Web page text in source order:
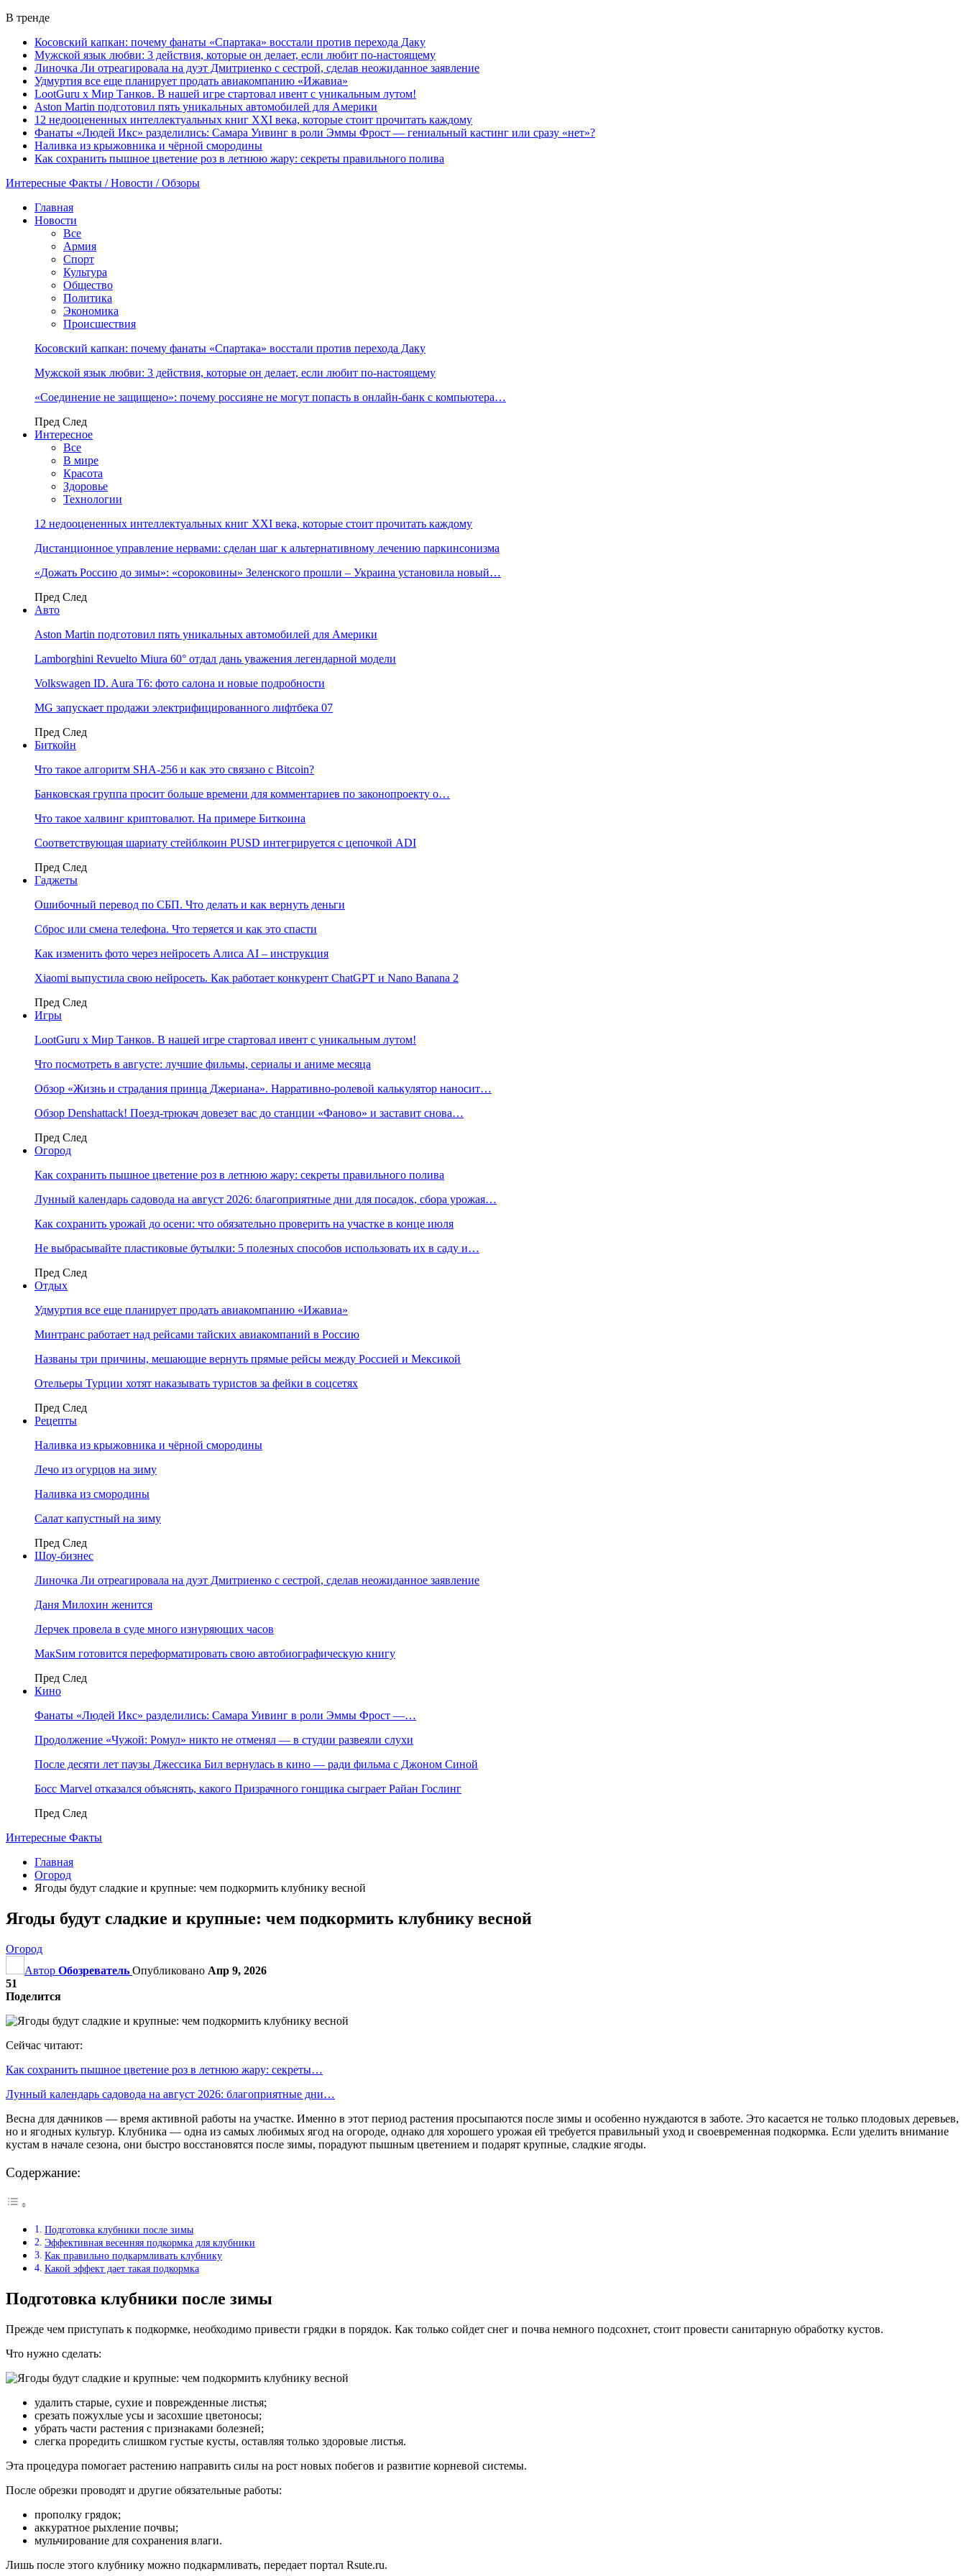
В тренде
Косовский капкан: почему фанаты «Спартака» восстали против перехода Даку
Мужской язык любви: 3 действия, которые он делает, если любит по-настоящему
Линочка Ли отреагировала на дуэт Дмитриенко с сестрой, сделав неожиданное заявление
Удмуртия все еще планирует продать авиакомпанию «Ижавиа»
LootGuru x Мир Танков. В нашей игре стартовал ивент с уникальным лутом!
Aston Martin подготовил пять уникальных автомобилей для Америки
12 недооцененных интеллектуальных книг XXI века, которые стоит прочитать каждому
Фанаты «Людей Икс» разделились: Самара Уивинг в роли Эммы Фрост — гениальный кастинг или сразу «нет»?
Наливка из крыжовника и чёрной смородины
Как сохранить пышное цветение роз в летнюю жару: секреты правильного полива
Интересные Факты / Новости / Обзоры
Главная
Новости
Все
Армия
Спорт
Культура
Общество
Политика
Экономика
Происшествия
Косовский капкан: почему фанаты «Спартака» восстали против перехода Даку
Мужской язык любви: 3 действия, которые он делает, если любит по-настоящему
«Соединение не защищено»: почему россияне не могут попасть в онлайн-банк с компьютера…
Пред След
Интересное
Все
В мире
Красота
Здоровье
Технологии
12 недооцененных интеллектуальных книг XXI века, которые стоит прочитать каждому
Дистанционное управление нервами: сделан шаг к альтернативному лечению паркинсонизма
«Дожать Россию до зимы»: «сороковины» Зеленского прошли – Украина установила новый…
Пред След
Авто
Aston Martin подготовил пять уникальных автомобилей для Америки
Lamborghini Revuelto Miura 60° отдал дань уважения легендарной модели
Volkswagen ID. Aura T6: фото салона и новые подробности
MG запускает продажи электрифицированного лифтбека 07
Пред След
Биткойн
Что такое алгоритм SHA-256 и как это связано с Bitcoin?
Банковская группа просит больше времени для комментариев по законопроекту о…
Что такое халвинг криптовалют. На примере Биткоина
Соответствующая шариату стейблкоин PUSD интегрируется с цепочкой ADI
Пред След
Гаджеты
Ошибочный перевод по СБП. Что делать и как вернуть деньги
Сброс или смена телефона. Что теряется и как это спасти
Как изменить фото через нейросеть Алиса AI – инструкция
Xiaomi выпустила свою нейросеть. Как работает конкурент ChatGPT и Nano Banana 2
Пред След
Игры
LootGuru x Мир Танков. В нашей игре стартовал ивент с уникальным лутом!
Что посмотреть в августе: лучшие фильмы, сериалы и аниме месяца
Обзор «Жизнь и страдания принца Джериана». Нарративно-ролевой калькулятор наносит…
Обзор Denshattack! Поезд-трюкач довезет вас до станции «Фаново» и заставит снова…
Пред След
Огород
Как сохранить пышное цветение роз в летнюю жару: секреты правильного полива
Лунный календарь садовода на август 2026: благоприятные дни для посадок, сбора урожая…
Как сохранить урожай до осени: что обязательно проверить на участке в конце июля
Не выбрасывайте пластиковые бутылки: 5 полезных способов использовать их в саду и…
Пред След
Отдых
Удмуртия все еще планирует продать авиакомпанию «Ижавиа»
Минтранс работает над рейсами тайских авиакомпаний в Россию
Названы три причины, мешающие вернуть прямые рейсы между Россией и Мексикой
Отельеры Турции хотят наказывать туристов за фейки в соцсетях
Пред След
Рецепты
Наливка из крыжовника и чёрной смородины
Лечо из огурцов на зиму
Наливка из смородины
Салат капустный на зиму
Пред След
Шоу-бизнес
Линочка Ли отреагировала на дуэт Дмитриенко с сестрой, сделав неожиданное заявление
Даня Милохин женится
Лерчек провела в суде много изнуряющих часов
МакSим готовится переформатировать свою автобиографическую книгу
Пред След
Кино
Фанаты «Людей Икс» разделились: Самара Уивинг в роли Эммы Фрост —…
Продолжение «Чужой: Ромул» никто не отменял — в студии развеяли слухи
После десяти лет паузы Джессика Бил вернулась в кино — ради фильма с Джоном Синой
Босс Marvel отказался объяснять, какого Призрачного гонщика сыграет Райан Гослинг
Пред След
Интересные Факты
Главная
Огород
Ягоды будут сладкие и крупные: чем подкормить клубнику весной
Ягоды будут сладкие и крупные: чем подкормить клубнику весной
Огород
Автор Обозреватель Опубликовано Апр 9, 2026
51
Поделится
Сейчас читают:
Как сохранить пышное цветение роз в летнюю жару: секреты…
Лунный календарь садовода на август 2026: благоприятные дни…
Весна для дачников — время активной работы на участке. Именно в этот период растения просыпаются после зимы и особенно нуждаются в заботе. Это касается не только плодовых деревьев,
но и ягодных культур. Клубника — одна из самых любимых ягод на огороде, однако для хорошего урожая ей требуется правильный уход и своевременная подкормка. Если уделить внимание
кустам в начале сезона, они быстро восстановятся после зимы, порадуют пышным цветением и подарят крупные, сладкие ягоды.
Содержание:
Подготовка клубники после зимы
Эффективная весенняя подкормка для клубники
Как правильно подкармливать клубнику
Какой эффект дает такая подкормка
Подготовка клубники после зимы
Прежде чем приступать к подкормке, необходимо привести грядки в порядок. Как только сойдет снег и почва немного подсохнет, стоит провести санитарную обработку кустов.
Что нужно сделать:
удалить старые, сухие и поврежденные листья;
срезать пожухлые усы и засохшие цветоносы;
убрать части растения с признаками болезней;
слегка проредить слишком густые кусты, оставляя только здоровые листья.
Эта процедура помогает растению направить силы на рост новых побегов и развитие корневой системы.
После обрезки проводят и другие обязательные работы:
прополку грядок;
аккуратное рыхление почвы;
мульчирование для сохранения влаги.
Лишь после этого клубнику можно подкармливать, передает портал Rsute.ru.